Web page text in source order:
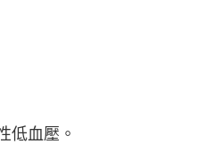
低血壓。